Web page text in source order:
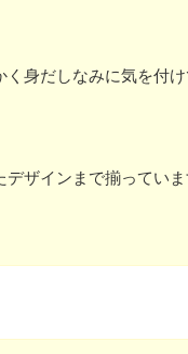
身だしなみに気を付け
ザインまで揃っていま